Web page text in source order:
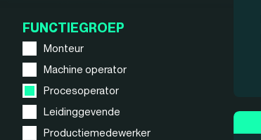
FUNCTIEGROEP
Monteur
Machine operator
Procesoperator
Leidinggevende
Productiemedewerker